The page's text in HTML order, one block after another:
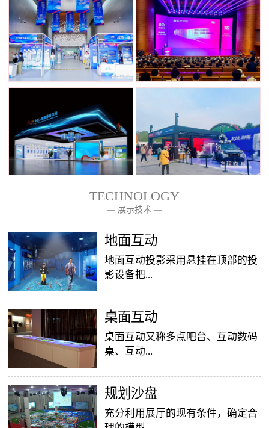
TECHNOLOGY
— 展示技术 —
地面互动
地面互动投影采用悬挂在顶部的投
影设备把...
影像效果投射到地面，当参访着走
至投影区域时，通过系统识别，参
访者可以直接使用双脚或动作与投
效果就会随着你的脚步产生相应的
变幻。地面互动投影系统是集虚拟
互动投影项目，包括水波纹、翻
桌面互动
桌面互动又称多点吧台、互动数码
桌、互动...
投影桌面，让普通的吧台（桌面）
变成一个多媒体互动娱乐游戏消费
平台，图文并茂，形式新颖，令桌
​规划沙盘
充分利用展厅的现有条件，确定合